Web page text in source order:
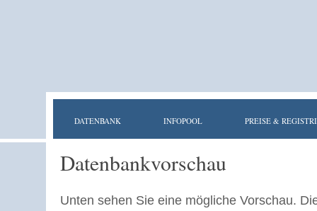
DATENBANK INFOPOOL PREISE &
Datenbankvorschau
Unten sehen Sie eine mögliche Vorschau.